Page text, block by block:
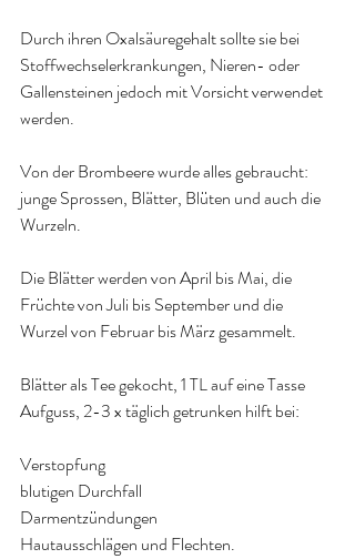
Durch ihren Oxalsäuregehalt sollte sie bei
Stoffwechselerkrankungen, Nieren- oder
Gallensteinen jedoch mit Vorsicht verwendet
werden.
Von der Brombeere wurde alles gebraucht:
junge Sprossen, Blätter, Blüten und auch die
Wurzeln.
Die Blätter werden von April bis Mai, die
Früchte von Juli bis September und die
Wurzel von Februar bis März gesammelt.
Blätter als Tee gekocht, 1 TL auf eine Tasse
Aufguss, 2-3 x täglich getrunken hilft bei:
Verstopfung
blutigen Durchfall
Darmentzündungen
Hautausschlägen und Flechten.